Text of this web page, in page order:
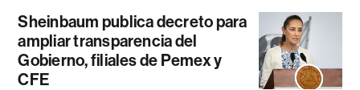
Sheinbaum publica decreto para
ampliar transparencia del
Gobierno, filiales de Pemex y
CFE